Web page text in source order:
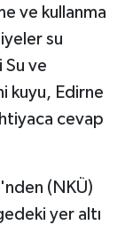
ve kullanma
su
Su ve
kuyu, Edirne
cevap
(NKÜ)
yer altı